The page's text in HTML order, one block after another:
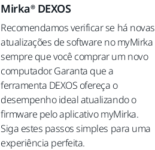
Mirka® DEXOS
Recomendamos verificar se há novas
atualizações de software no myMirka
sempre que você comprar um novo
computador. Garanta que a
ferramenta DEXOS ofereça o
desempenho ideal atualizando o
firmware pelo aplicativo myMirka.
Siga estes passos simples para uma
experiência perfeita.